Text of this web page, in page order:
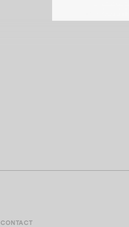
CONTACT